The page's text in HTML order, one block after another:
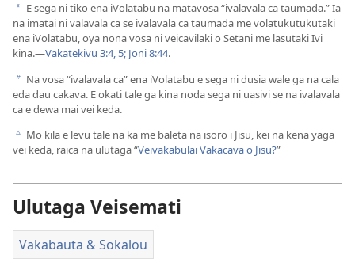
a E sega ni tiko ena iVolatabu na matavosa “ivalavala ca taumada.” Ia
na imatai ni valavala ca se ivalavala ca taumada me volatukutukutaki
ena iVolatabu, oya nona vosa ni veicavilaki o Setani me lasutaki Ivi
kina.—Vakatekivu 3:4, 5; Joni 8:44.
b Na vosa “ivalavala ca” ena iVolatabu e sega ni dusia wale ga na cala
eda dau cakava. E okati tale ga kina noda sega ni uasivi se na ivalavala
ca e dewa mai vei keda.
c Mo kila e levu tale na ka me baleta na isoro i Jisu, kei na kena yaga
vei keda, raica na ulutaga “Veivakabulai Vakacava o Jisu?”
Ulutaga Veisemati
Vakabauta & Sokalou